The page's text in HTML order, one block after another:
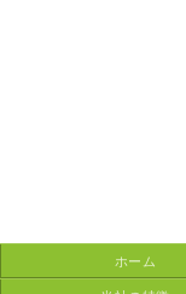
ホーム